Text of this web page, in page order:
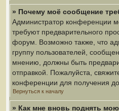
» Почему моё сообщение
Администратор конференции
требуют предварительного
форум. Возможно также, что
группу пользователей,
мнению, должны быть
отправкой. Пожалуйста,
конференции для получения
Вернуться к началу
» Как мне вновь поднять